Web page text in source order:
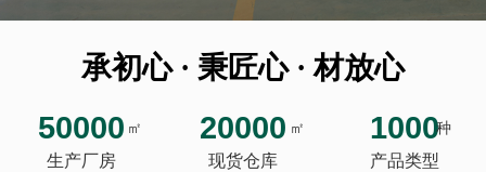
承初心 · 秉匠心 · 材放心
50000 ㎡
生产厂房
20000 ㎡
现货仓库
1000种
产品类型